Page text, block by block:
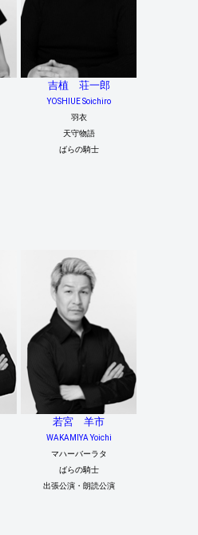
吉植 荘一郎
YOSHIUE Soichiro
羽衣
天守物語
ばらの騎士
若宮 羊市
WAKAMIYA Yoichi
マハーバーラタ
ばらの騎士
出張公演・朗読公演